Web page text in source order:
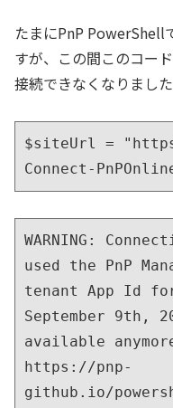
たまにPnP PowerShell
すが、この間このコー
接続できなくなりました
$siteUrl =
Connect-
WARNING:
used the PnP
tenant App Id
September 9th,
available
https://pnp-
github.io/